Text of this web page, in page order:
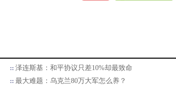
泽连斯基：和平协议只差10%却最致命
最大难题：乌克兰80万大军怎么养？